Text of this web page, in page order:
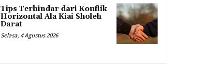
Tips Terhindar dari Konflik
Horizontal Ala Kiai Sholeh
Darat
Selasa, 4 Agustus 2026